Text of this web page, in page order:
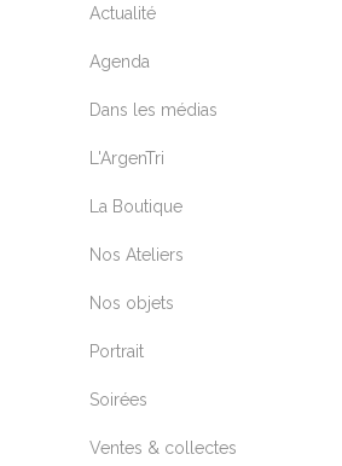
Actualité
Agenda
Dans les médias
L'ArgenTri
La Boutique
Nos Ateliers
Nos objets
Portrait
Soirées
Ventes & collectes